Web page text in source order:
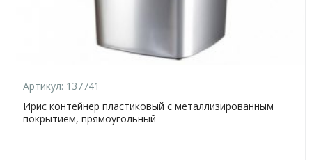
Артикул: 137741
Ирис контейнер пластиковый с металлизированным
покрытием, прямоугольный